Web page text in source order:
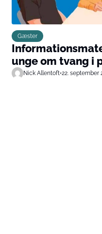
Gæster
unge om tvang i
Nick Allentoft•22. september